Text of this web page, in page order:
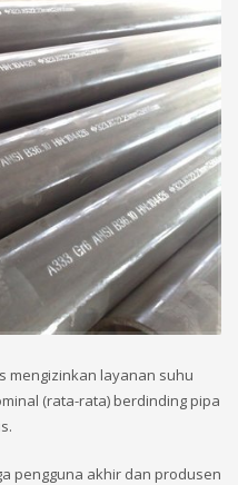
mengizinkan layanan suhu
(rata-rata) berdinding pipa
pengguna akhir dan produsen